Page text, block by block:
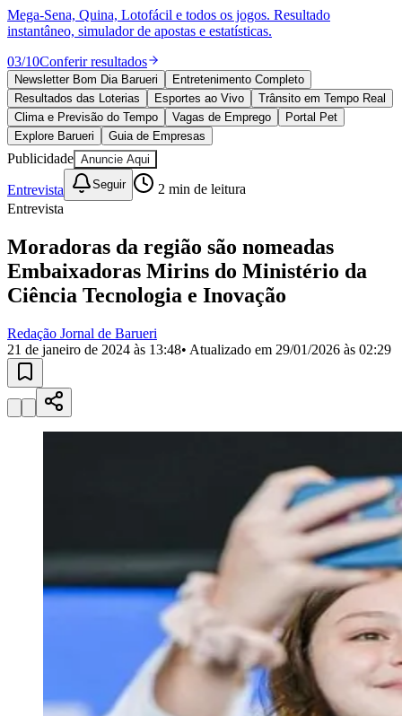
Política
Esportes
Saúde
Segurança
Cultura
Meio Ambiente
Obras
Educação
Bairros de Barueri
AldeiaAldeia da SerraAldeia de BarueriAlphavilleBairro
JubranBelval BethavilleBoa
VistaCalifórniaCarapicuíbaCentro Chácaras Marco
MilitarItapeviJandiraJardim Audir
CalifórniaJardim dos AltosJardim dos CamargosJardim
JulioJardim Líbano
MutingaJardim Paraíso
LuísJardim São Pedro
Jardim TupanciMutingaNova AldeinhaOsascoParque dos
Vila Barros Vila Boa VistaVila
Vila Nossa Sra. da
Anuncie no Portal
Guia de Empresas
Divulgar VagasNovo
Segurança Regional
Hospitais Estaduais
Parques & Represas
Mega-Sena, Quina, Lotofácil e todos os jogos. Resultado
instantâneo, simulador de apostas e estatísticas.
03/10Conferir resultados
Newsletter Bom Dia Barueri
Entretenimento Completo
Resultados das Loterias
Esportes ao Vivo
Trânsito em Tempo Real
Clima e Previsão do Tempo
Vagas de Emprego
Portal Pet
Explore Barueri
Guia de Empresas
Publicidade Anuncie Aqui
Entrevista Seguir 2 min de leitura
Entrevista
Moradoras da região são nomeadas
Embaixadoras Mirins do Ministério da
Ciência Tecnologia e Inovação
Redação Jornal de Barueri
21 de janeiro de 2024 às 13:48• Atualizado em 29/01/2026 às 02:29